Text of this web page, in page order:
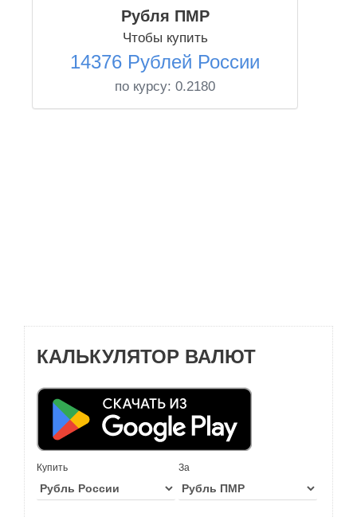
Рубля ПМР
Чтобы купить
14376 Рублей России
по курсу: 0.2180
КАЛЬКУЛЯТОР ВАЛЮТ
Купить За